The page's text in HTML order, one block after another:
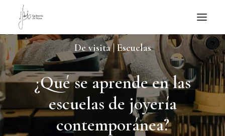
NOTICIAS DE JOYERÍA CONTEMPORÁNEA
NOVEDADES
DE VISITA
De visita | Escuelas
¿Qué se aprende en las
escuelas de joyería
contemporánea?